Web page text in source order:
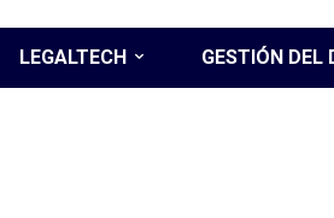
LEGALTECH GESTIÓN DEL